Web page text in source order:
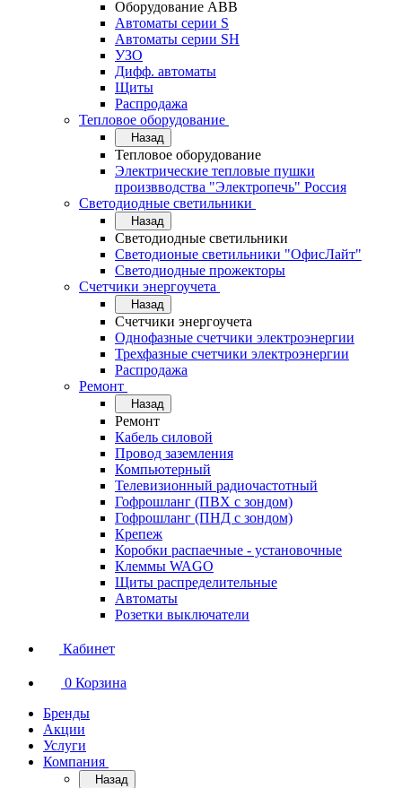
Оборудование АВВ
Автоматы серии S
Автоматы серии SH
УЗО
Дифф. автоматы
Щиты
Распродажа
Тепловое оборудование
Назад
Тепловое оборудование
Электрические тепловые пушки
произвводства "Электропечь" Россия
Светодиодные светильники
Назад
Светодиодные светильники
Светодионые светильники "ОфисЛайт"
Светодиодные прожекторы
Счетчики энергоучета
Назад
Счетчики энергоучета
Однофазные счетчики электроэнергии
Трехфазные счетчики электроэнергии
Распродажа
Ремонт
Назад
Ремонт
Кабель силовой
Провод заземления
Компьютерный
Телевизионный радиочастотный
Гофрошланг (ПВХ с зондом)
Гофрошланг (ПНД с зондом)
Крепеж
Коробки распаечные - установочные
Клеммы WAGO
Щиты распределительные
Автоматы
Розетки выключатели
Кабинет
0 Корзина
Бренды
Акции
Услуги
Компания
Назад